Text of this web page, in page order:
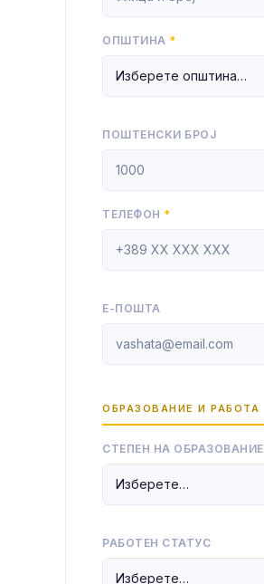
ОПШТИНА *
ПОШТЕНСКИ БРОЈ
ТЕЛЕФОН *
Е-ПОШТА
ОБРАЗОВАНИЕ И РАБОТА
СТЕПЕН НА ОБРАЗОВАНИЕ
РАБОТЕН СТАТУС